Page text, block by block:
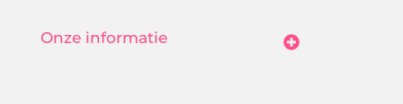
Onze informatie